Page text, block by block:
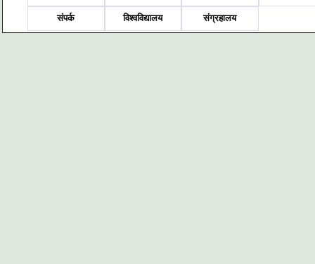
संपर्क विश्वविद्यालय संग्रहालय